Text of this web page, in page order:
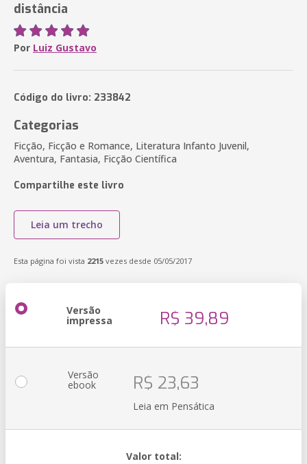
distância
Por Luiz Gustavo
Código do livro: 233842
Categorias
Ficção, Ficção e Romance, Literatura Infanto Juvenil,
Aventura, Fantasia, Ficção Científica
Compartilhe este livro
Leia um trecho
Esta página foi vista 2215 vezes desde 05/05/2017
Versão
impressa R$ 39,89
Versão
ebook R$ 23,63
Leia em Pensática
Valor total: